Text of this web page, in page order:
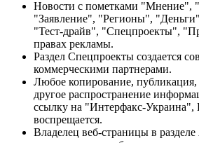
Новости с пометками "Мнение",
"Заявление", "Регионы",
"Тест-драйв", "Спецпроекты",
правах рекламы.
Раздел Спецпроекты создается
коммерческими партнерами.
Любое копирование, публикация,
другое распространение
ссылку на "Интерфакс-Украина",
воспрещается.
Владелец веб-страницы в